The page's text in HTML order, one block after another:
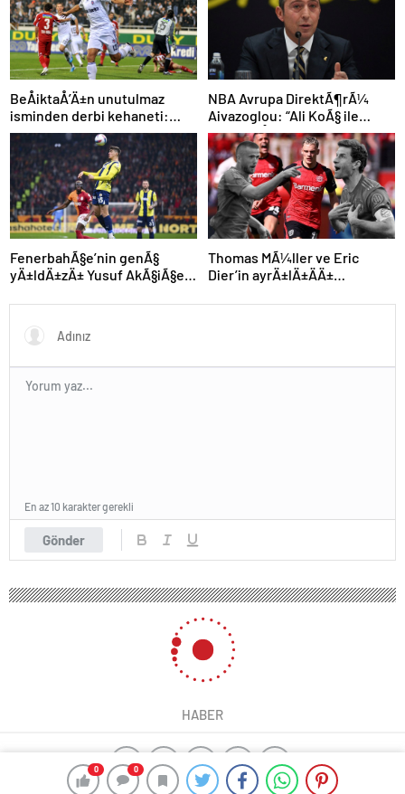
0 0
BeÅiktaÅ’Ä±n unutulmaz
isminden derbi kehaneti:
“Zor olacak ama kazanacak”
NBA Avrupa DirektÃ¶rÃ¼
Aivazoglou: “Ali KoÃ§ ile
gÃ¶rÃ¼ÅtÃ¼k”
FenerbahÃ§e’nin genÃ§
yÄ±ldÄ±zÄ± Yusuf AkÃ§iÃ§ek
edebilir
Thomas MÃ¼ller ve Eric
Dier’in ayrÄ±lÄ±ÄÄ±
Ã§Ä±lgÄ±n plan
Gönder
En az 10 karakter gerekli
HABER